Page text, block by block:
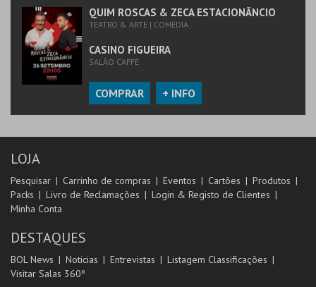
QUIM ROSCAS & ZECA ESTACIONÂNCIO
TEATRO & ARTE | COMÉDIA
CASINO FIGUEIRA
SALÃO CAFFÉ
COMPRAR + INFO
LOJA
Pesquisar Carrinho de compras Eventos Cartões
Produtos
Packs
Livro de Reclamações
Login & Registo de Clientes
Minha Conta
DESTAQUES
BOL News Noticias Entrevistas
Listagem Classificações
Visitar Salas 360º